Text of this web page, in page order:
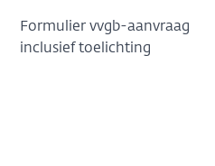
Formulier vvgb-aanvraag
inclusief toelichting